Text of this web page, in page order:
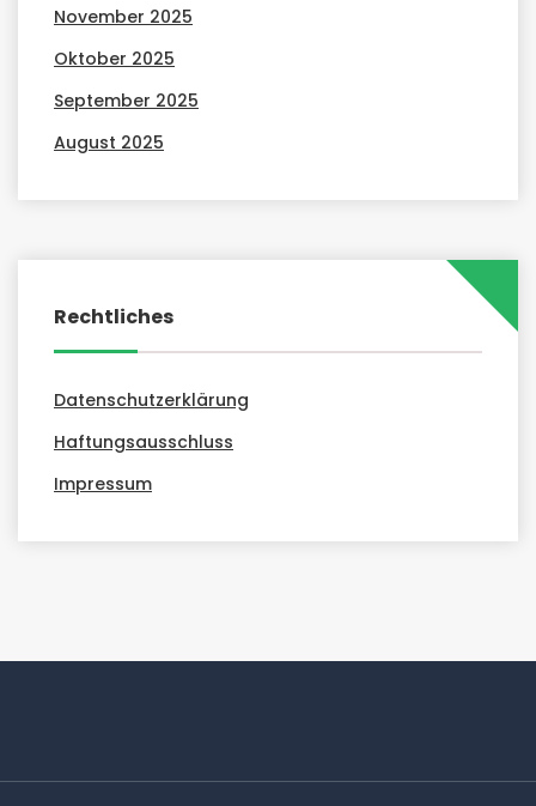
November 2025
Oktober 2025
September 2025
August 2025
Rechtliches
Datenschutzerklärung
Haftungsausschluss
Impressum